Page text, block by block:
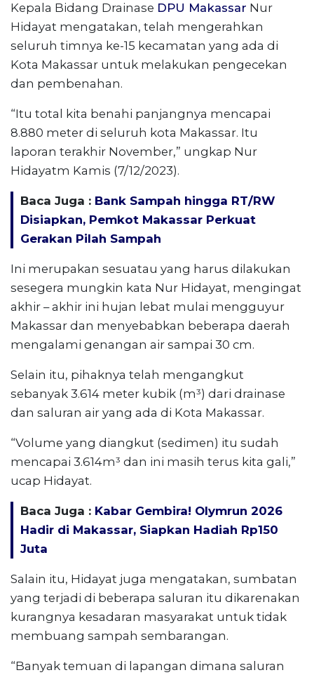
Kepala Bidang Drainase DPU Makassar Nur
Hidayat mengatakan, telah mengerahkan
seluruh timnya ke-15 kecamatan yang ada di
Kota Makassar untuk melakukan pengecekan
dan pembenahan.
“Itu total kita benahi panjangnya mencapai
8.880 meter di seluruh kota Makassar. Itu
laporan terakhir November,” ungkap Nur
Hidayatm Kamis (7/12/2023).
Baca Juga : Bank Sampah hingga RT/RW
Disiapkan, Pemkot Makassar Perkuat
Gerakan Pilah Sampah
Ini merupakan sesuatau yang harus dilakukan
sesegera mungkin kata Nur Hidayat, mengingat
akhir – akhir ini hujan lebat mulai mengguyur
Makassar dan menyebabkan beberapa daerah
mengalami genangan air sampai 30 cm.
Selain itu, pihaknya telah mengangkut
sebanyak 3.614 meter kubik (m³) dari drainase
dan saluran air yang ada di Kota Makassar.
“Volume yang diangkut (sedimen) itu sudah
mencapai 3.614m³ dan ini masih terus kita gali,”
ucap Hidayat.
Baca Juga : Kabar Gembira! Olymrun 2026
Hadir di Makassar, Siapkan Hadiah Rp150
Juta
Salain itu, Hidayat juga mengatakan, sumbatan
yang terjadi di beberapa saluran itu dikarenakan
kurangnya kesadaran masyarakat untuk tidak
membuang sampah sembarangan.
“Banyak temuan di lapangan dimana saluran